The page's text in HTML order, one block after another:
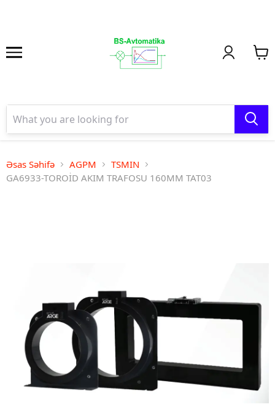
Əsas Səhifə AGPM
TSMIN
GA6933-TOROİD AKIM TRAFOSU 160MM TAT03